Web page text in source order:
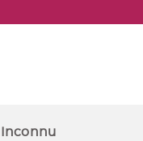
Inconnu